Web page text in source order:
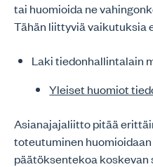
tai huomioida ne
Tähän liittyviä vaikutuksia
Laki tiedonhallintalain
Yleiset huomiot
Asianajajaliitto pitää
toteutuminen
päätöksentekoa koskevan